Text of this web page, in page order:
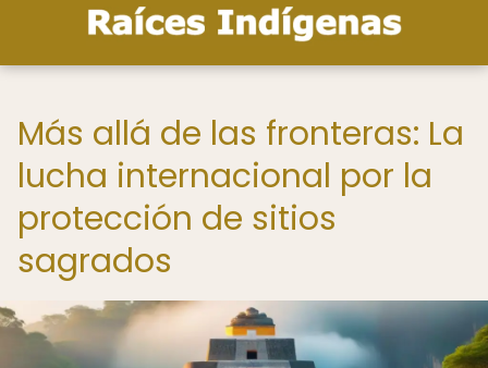
Más allá de las fronteras: La
lucha internacional por la
protección de sitios
sagrados